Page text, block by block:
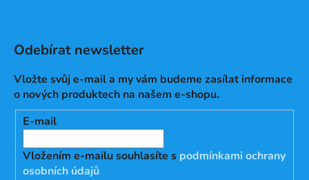
Odebírat newsletter
Vložte svůj e-mail a my vám budeme zasílat informace
o nových produktech na našem e-shopu.
E-mail
Vložením e-mailu souhlasíte s podmínkami ochrany
osobních údajů